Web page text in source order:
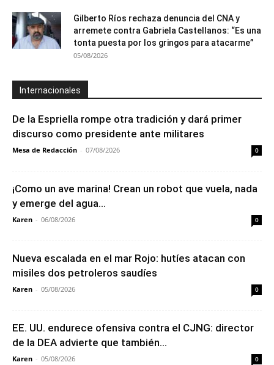
Gilberto Ríos rechaza denuncia del CNA y
arremete contra Gabriela Castellanos: “Es una
tonta puesta por los gringos para atacarme”
05/08/2026
Internacionales
De la Espriella rompe otra tradición y dará primer
discurso como presidente ante militares
Mesa de Redacción - 07/08/2026 0
¡Como un ave marina! Crean un robot que vuela, nada
y emerge del agua...
Karen - 06/08/2026 0
Nueva escalada en el mar Rojo: hutíes atacan con
misiles dos petroleros saudíes
Karen - 05/08/2026 0
EE. UU. endurece ofensiva contra el CJNG: director
de la DEA advierte que también...
Karen - 05/08/2026 0